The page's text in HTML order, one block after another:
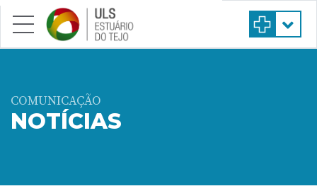
Saltar para conteúdo principal
COMUNICAÇÃO
NOTÍCIAS